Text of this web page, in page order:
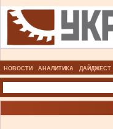
НОВОСТИ АНАЛИТИКА ДАЙДЖЕСТ